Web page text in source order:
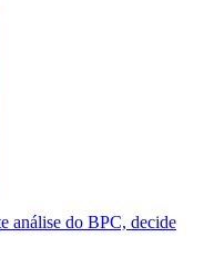
análise do BPC, decide